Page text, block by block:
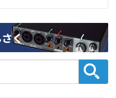
75,600円
73,500円
く